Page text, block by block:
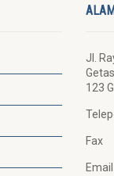
Jl.
123
Fax